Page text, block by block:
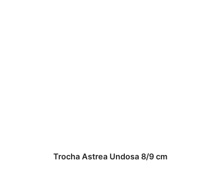
Trocha Astrea Undosa 8/9 cm